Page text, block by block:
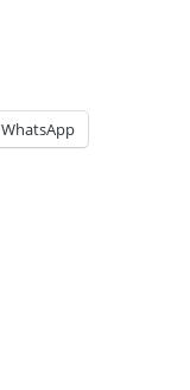
WhatsApp